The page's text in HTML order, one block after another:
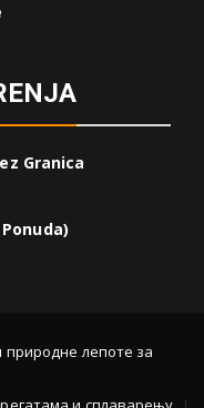
Granica
лепоте за